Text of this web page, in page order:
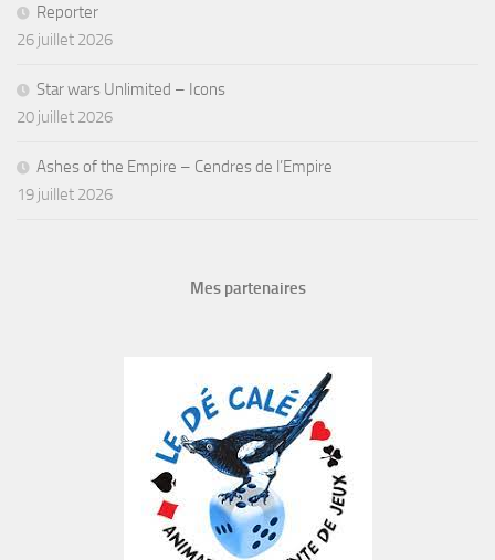
Reporter
26 juillet 2026
Star wars Unlimited – Icons
20 juillet 2026
Ashes of the Empire – Cendres de l’Empire
19 juillet 2026
Mes partenaires